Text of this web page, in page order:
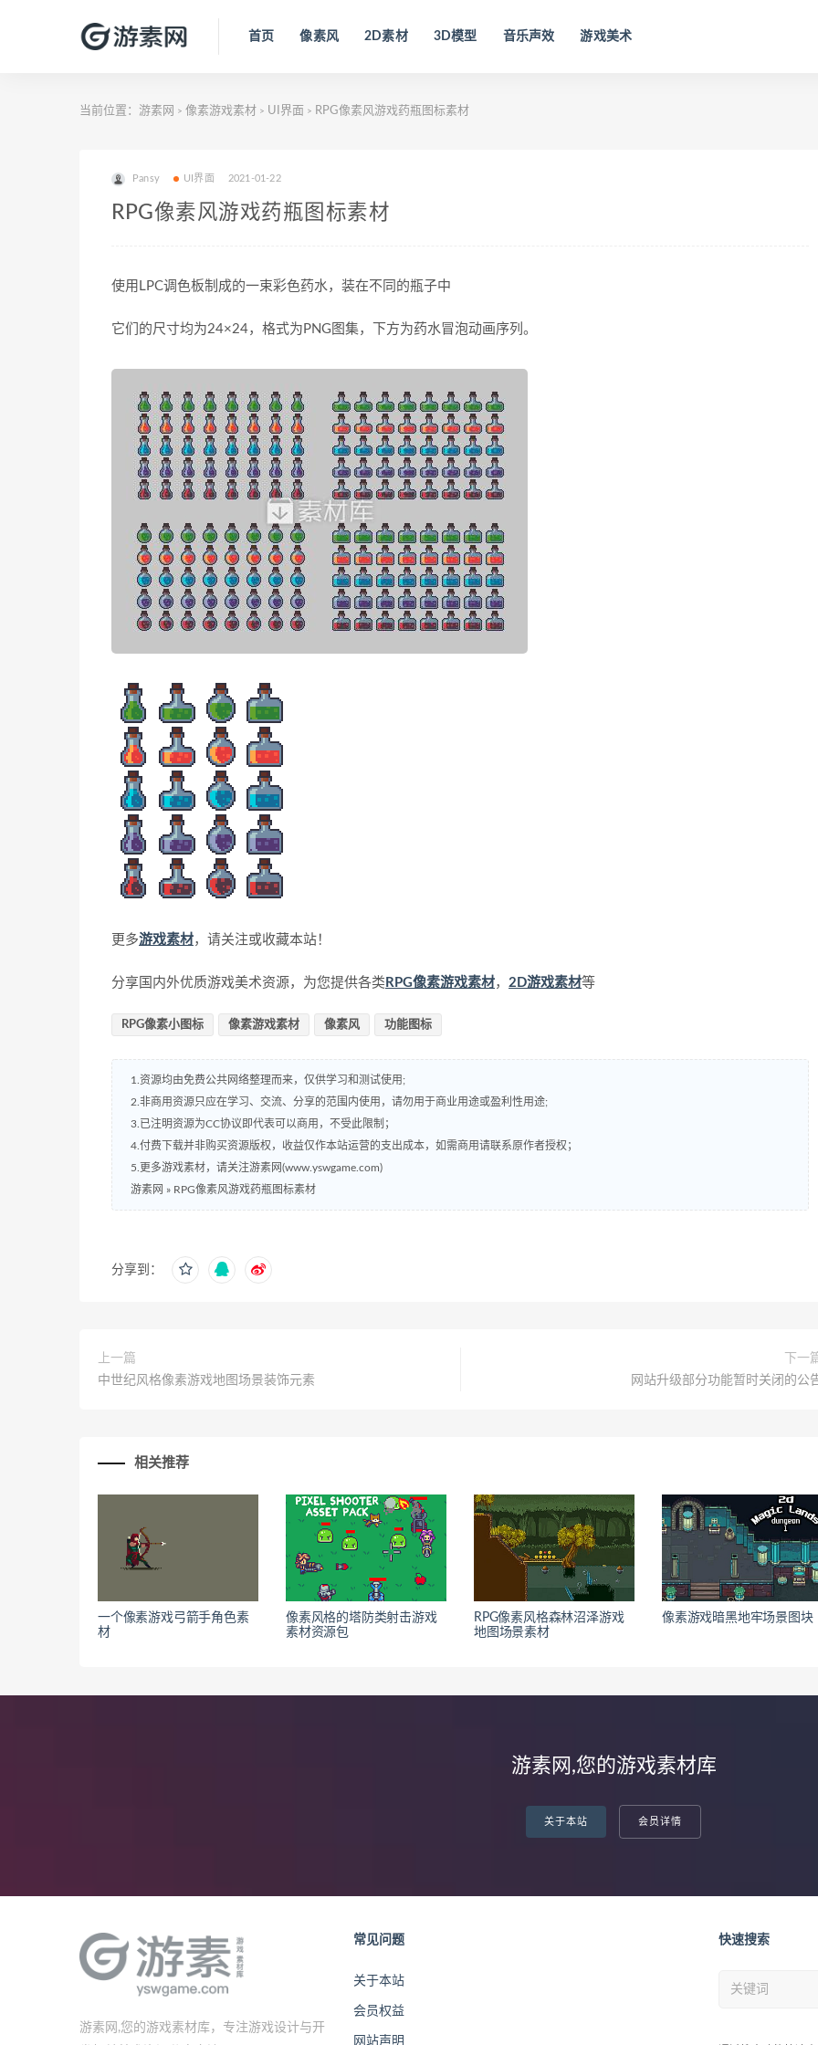
首页 像素风 2D素材 3D模型 音乐声效 游戏美术
当前位置： 游素网 > 像素游戏素材 > UI界面 > RPG像素风游戏药瓶图标素材
Pansy UI界面 2021-01-22
RPG像素风游戏药瓶图标素材
使用LPC调色板制成的一束彩色药水，装在不同的瓶子中
它们的尺寸均为24×24，格式为PNG图集，下方为药水冒泡动画序列。
更多游戏素材，请关注或收藏本站！
分享国内外优质游戏美术资源，为您提供各类 RPG像素游戏素材， 2D游戏素材等
RPG像素小图标 像素游戏素材 像素风 功能图标
1.资源均由免费公共网络整理而来，仅供学习和测试使用;
2.非商用资源只应在学习、交流、分享的范围内使用，请勿用于商业用途或盈利性用途;
3.已注明资源为CC协议即代表可以商用，不受此限制；
4.付费下载并非购买资源版权，收益仅作本站运营的支出成本，如需商用请联系原作者授权；
5.更多游戏素材，请关注游素网(www.yswgame.com)
游素网 » RPG像素风游戏药瓶图标素材
分享到：
上一篇
中世纪风格像素游戏地图场景装饰元素
下一
网站升级部分功能暂时关闭的公
相关推荐
一个像素游戏弓箭手角色素
材
像素风格的塔防类射击游戏
素材资源包
RPG像素风格森林沼泽游戏
地图场景素材
像素游戏暗黑地牢场景图块
游素网,您的游戏素材库
关于本站 会员详情
游素网,您的游戏素材库，专注游戏设计与开
常见问题
关于本站
会员权益
网站声明
快速搜索